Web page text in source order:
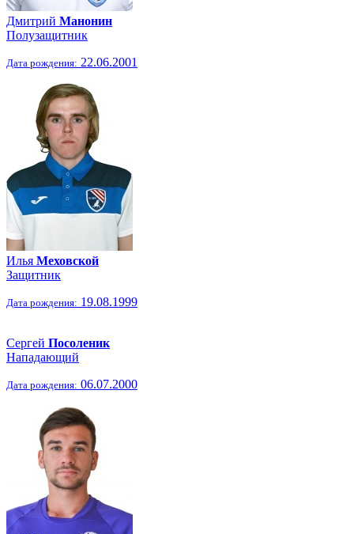
Дмитрий Манонин
Полузащитник
Дата рождения: 22.06.2001
Илья Меховской
Защитник
Дата рождения: 19.08.1999
Сергей Посоленик
Нападающий
Дата рождения: 06.07.2000